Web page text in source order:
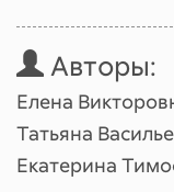
Авторы:
Елена
Татьяна
Екатерина